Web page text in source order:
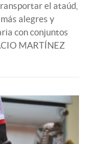
el ataúd,
alegres y
con conjuntos
MARTÍNEZ